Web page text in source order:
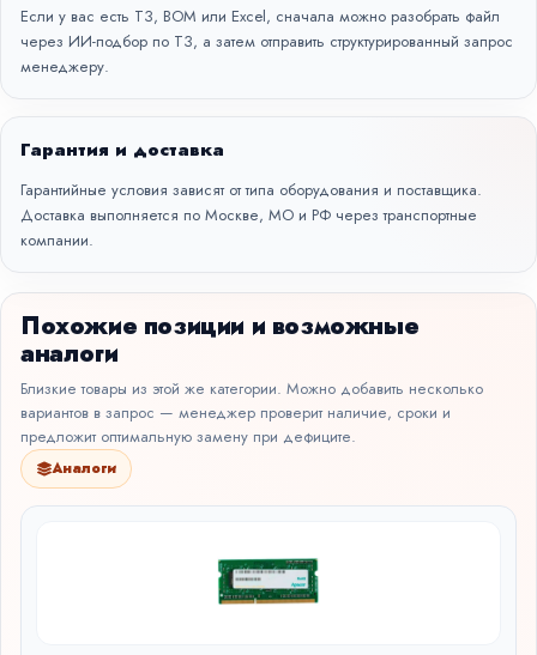
Если у вас есть ТЗ, BOM или Excel, сначала можно разобрать файл
через ИИ-подбор по ТЗ, а затем отправить структурированный запрос
менеджеру.
Гарантия и доставка
Гарантийные условия зависят от типа оборудования и поставщика.
Доставка выполняется по Москве, МО и РФ через транспортные
компании.
Похожие позиции и возможные
аналоги
Близкие товары из этой же категории. Можно добавить несколько
вариантов в запрос — менеджер проверит наличие, сроки и
предложит оптимальную замену при дефиците.
Аналоги